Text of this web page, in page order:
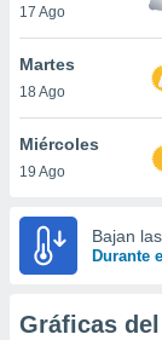
únicos
similares
como
IP
de
traten tus
en
a lo que
Para
17 Ago
Martes
18 Ago
Miércoles
19 Ago
Bajan
Durante
Gráficas